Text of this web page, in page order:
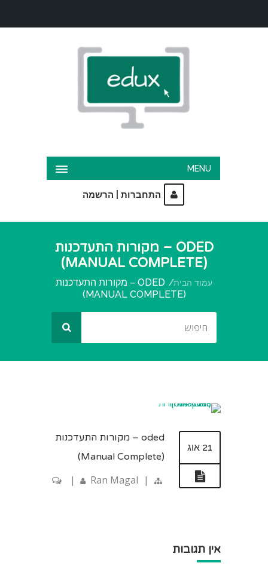
MENU
התחברות הרשמה
ODED – מקורות התעדכנות
(MANUAL COMPLETE)
עמוד הבית
ODED – מקורות התעדכנות
(MANUAL COMPLETE)
21 אוג
oded – מקורות התעדכנות
(Manual Complete)
Ran Magal |
|
אין תגובות